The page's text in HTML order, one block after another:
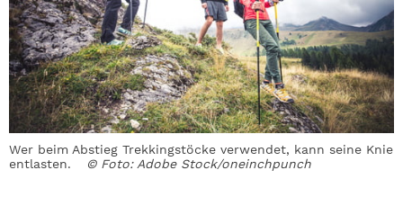
Wer beim Abstieg Trekkingstöcke verwendet, kann seine Knie
entlasten.
© Foto: Adobe Stock/oneinchpunch